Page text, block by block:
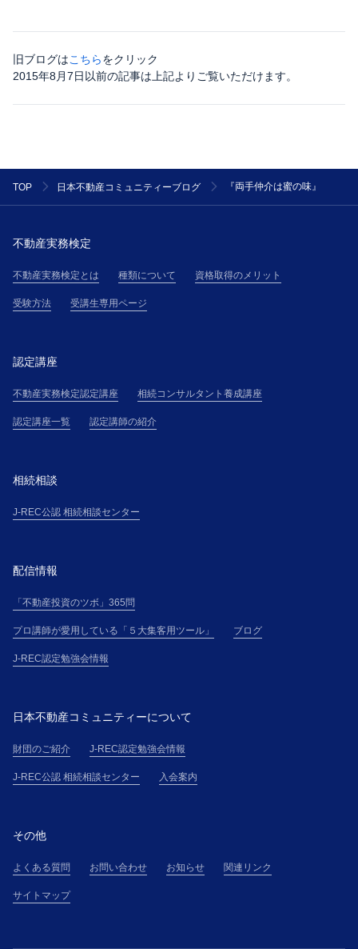
旧ブログはこちらをクリック
2015年8月7日以前の記事は上記よりご覧いただけます。
TOP 日本不動産コミュニティーブログ 『両手仲介は蜜の味』
不動産実務検定
不動産実務検定とは 種類について 資格取得のメリット
受験方法 受講生専用ページ
認定講座
不動産実務検定認定講座 相続コンサルタント養成講座
認定講座一覧 認定講師の紹介
相続相談
J-REC公認 相続相談センター
配信情報
「不動産投資のツボ」365問
プロ講師が愛用している「５大集客用ツール」 ブログ
J-REC認定勉強会情報
日本不動産コミュニティーについて
財団のご紹介 J-REC認定勉強会情報
J-REC公認 相続相談センター 入会案内
その他
よくある質問 お問い合わせ お知らせ 関連リンク
サイトマップ